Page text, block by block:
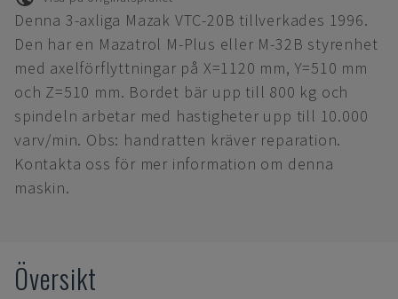
Denna 3-axliga Mazak VTC-20B tillverkades 1996.
Den har en Mazatrol M-Plus eller M-32B styrenhet
med axelförflyttningar på X=1120 mm, Y=510 mm
och Z=510 mm. Bordet bär upp till 800 kg och
spindeln arbetar med hastigheter upp till 10.000
varv/min. Obs: handratten kräver reparation.
Kontakta oss för mer information om denna
maskin.
Översikt